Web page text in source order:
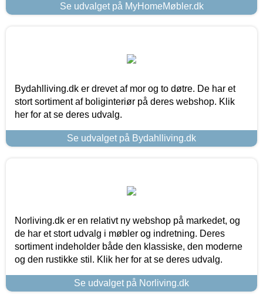
Se udvalget på MyHomeMøbler.dk
Bydahlliving.dk er drevet af mor og to døtre. De har et
stort sortiment af boliginteriør på deres webshop. Klik
her for at se deres udvalg.
Se udvalget på Bydahlliving.dk
Norliving.dk er en relativt ny webshop på markedet, og
de har et stort udvalg i møbler og indretning. Deres
sortiment indeholder både den klassiske, den moderne
og den rustikke stil. Klik her for at se deres udvalg.
Se udvalget på Norliving.dk